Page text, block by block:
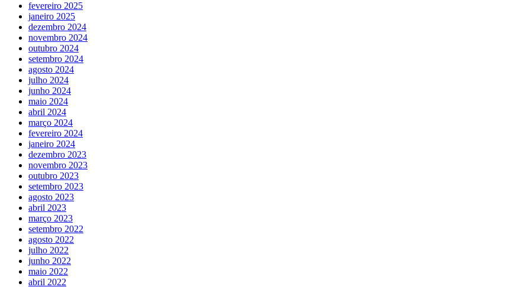
fevereiro 2025
janeiro 2025
dezembro 2024
novembro 2024
outubro 2024
setembro 2024
agosto 2024
julho 2024
junho 2024
maio 2024
abril 2024
março 2024
fevereiro 2024
janeiro 2024
dezembro 2023
novembro 2023
outubro 2023
setembro 2023
agosto 2023
abril 2023
março 2023
setembro 2022
agosto 2022
julho 2022
junho 2022
maio 2022
abril 2022